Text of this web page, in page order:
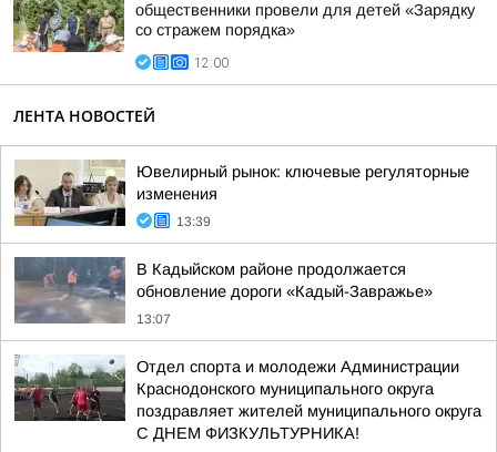
общественники провели для детей «Зарядку
со стражем порядка»
12:00
ЛЕНТА НОВОСТЕЙ
Ювелирный рынок: ключевые регуляторные
изменения
13:39
В Кадыйском районе продолжается
обновление дороги «Кадый-Завражье»
13:07
Отдел спорта и молодежи Администрации
Краснодонского муниципального округа
поздравляет жителей муниципального округа
С ДНЕМ ФИЗКУЛЬТУРНИКА!